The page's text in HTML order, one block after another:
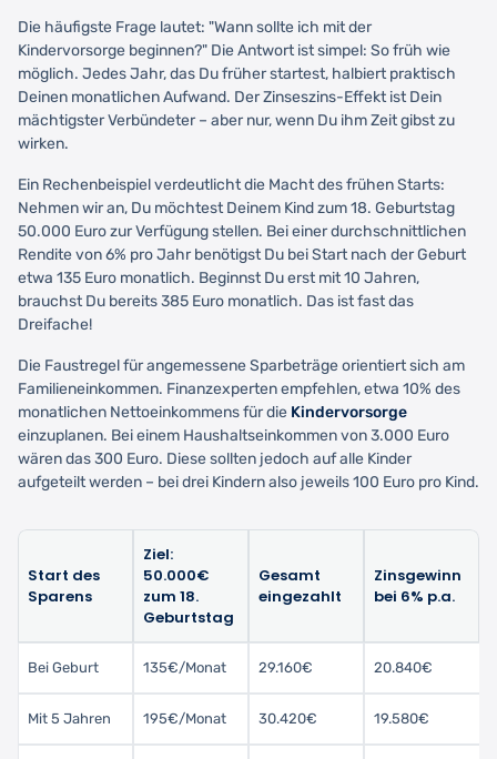
Die häufigste Frage lautet: "Wann sollte ich mit der
Kindervorsorge beginnen?" Die Antwort ist simpel: So früh wie
möglich. Jedes Jahr, das Du früher startest, halbiert praktisch
Deinen monatlichen Aufwand. Der Zinseszins-Effekt ist Dein
mächtigster Verbündeter – aber nur, wenn Du ihm Zeit gibst zu
wirken.
Ein Rechenbeispiel verdeutlicht die Macht des frühen Starts:
Nehmen wir an, Du möchtest Deinem Kind zum 18. Geburtstag
50.000 Euro zur Verfügung stellen. Bei einer durchschnittlichen
Rendite von 6% pro Jahr benötigst Du bei Start nach der Geburt
etwa 135 Euro monatlich. Beginnst Du erst mit 10 Jahren,
brauchst Du bereits 385 Euro monatlich. Das ist fast das
Dreifache!
Die Faustregel für angemessene Sparbeträge orientiert sich am
Familieneinkommen. Finanzexperten empfehlen, etwa 10% des
monatlichen Nettoeinkommens für die Kindervorsorge
einzuplanen. Bei einem Haushaltseinkommen von 3.000 Euro
wären das 300 Euro. Diese sollten jedoch auf alle Kinder
aufgeteilt werden – bei drei Kindern also jeweils 100 Euro pro Kind.
Start des
Sparens
Ziel:
50.000€
zum 18.
Geburtstag
Gesamt
eingezahlt
Zinsgewinn
bei 6% p.a.
Bei Geburt 135€/Monat 29.160€ 20.840€
Mit 5 Jahren 195€/Monat 30.420€ 19.580€